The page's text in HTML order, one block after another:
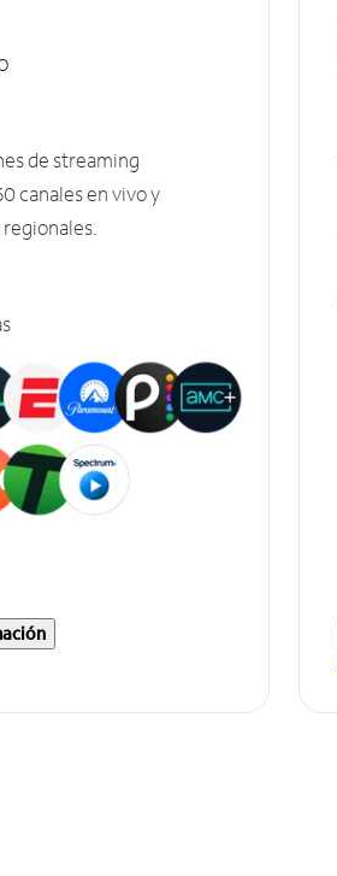
de streaming
canales en vivo y